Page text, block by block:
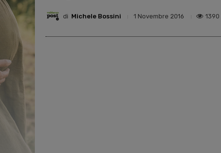
di Michele Bossini 1 Novembre 2016 1390